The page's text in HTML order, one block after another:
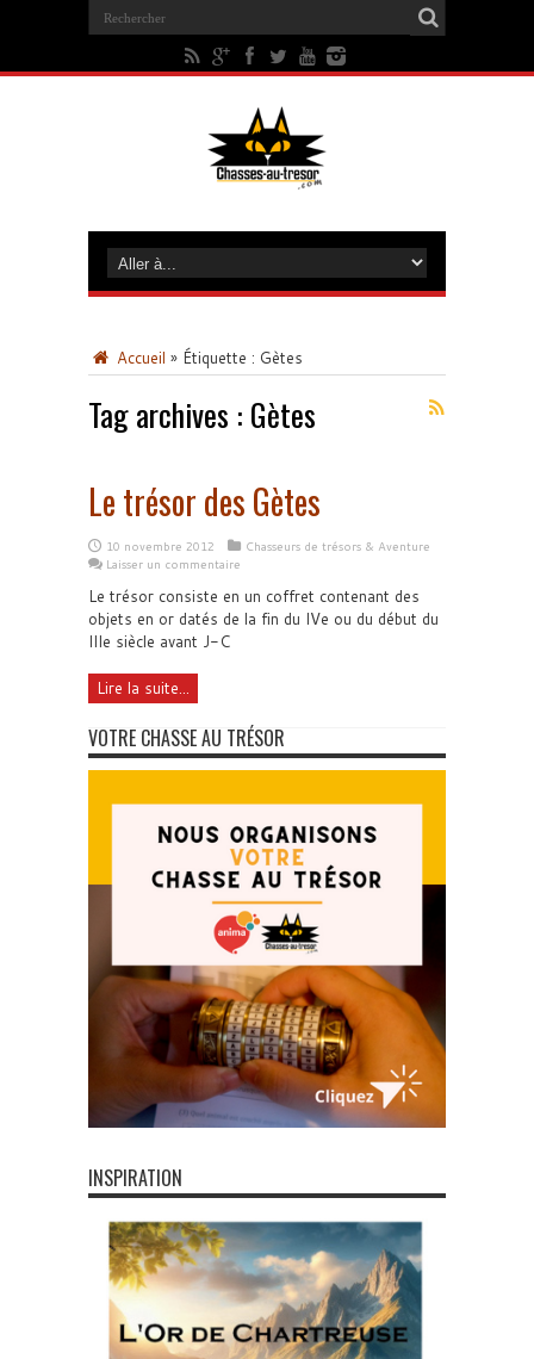
Accueil » Étiquette : Gètes
Tag archives : Gètes
Le trésor des Gètes
10 novembre 2012
Chasseurs de trésors & Aventure
Laisser un commentaire
Le trésor consiste en un coffret contenant des
objets en or datés de la fin du IVe ou du début du
IIIe siècle avant J-C
Lire la suite...
VOTRE CHASSE AU TRÉSOR
INSPIRATION